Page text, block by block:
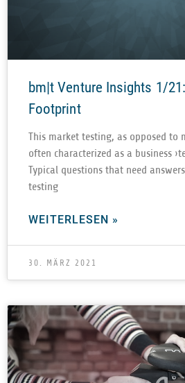
bm|t Venture Insights 1/
Footprint
This mar­ket test­ing, as oppo­sed to
often cha­rac­te­ri­zed as a busi­ness
Typi­cal ques­ti­ons that need
testing
WEITERLESEN »
30. MÄRZ 2021